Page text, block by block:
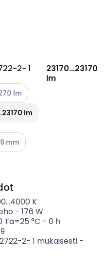
2- 1
23170...23170
lm
olevat vaihtoehdot
lm
lm
olevat vaihtoehdot
käytettävissä olevat
mm
K
- 176 W
Ta=25 °C - 0 h
2- 1 mukaisesti-